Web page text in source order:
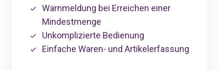
Warnmeldung bei Erreichen einer
Mindestmenge
Unkomplizierte Bedienung
Einfache Waren- und Artikelerfassung